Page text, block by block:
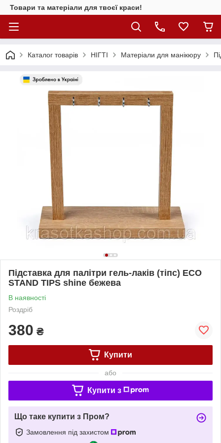
Товари та матеріали для твоєї краси!
Каталог товарiв НІГТІ Матеріали для манікюру
Підставка для палітри гель-лаків (тіпс) ECO
STAND TIPS shine бежева
В наявності
Роздріб
380 ₴
Купити
або
Купити з
Що таке купити з Пром?
Замовлення під захистом